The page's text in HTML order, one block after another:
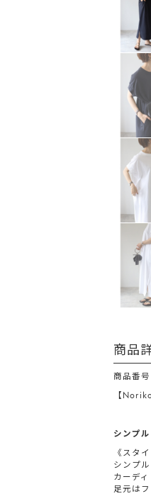
商品
商品番
【
シンプ
《スタ
シンプ
カーデ
足元は